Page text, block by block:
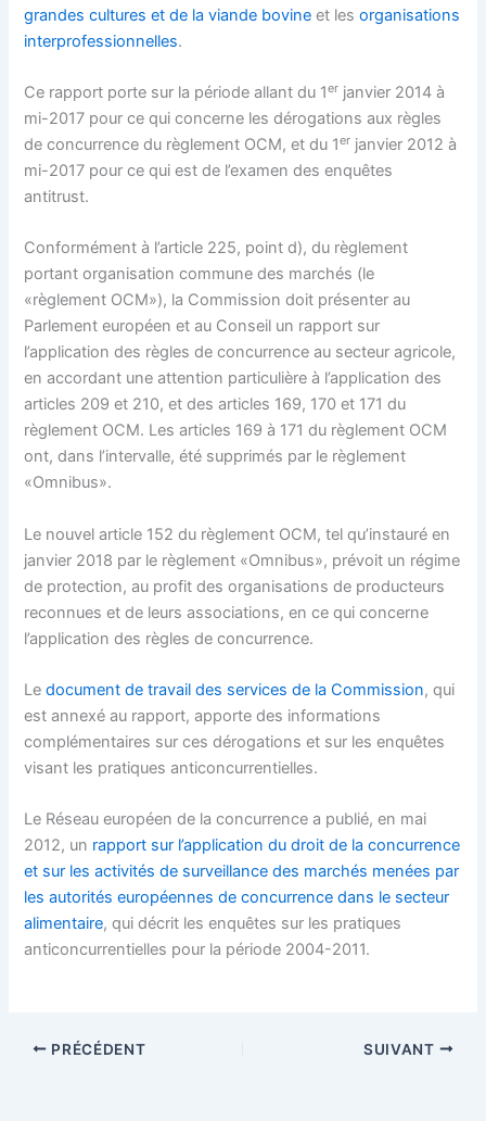
grandes cultures et de la viande bovine et lesorganisations
interprofessionnelles.
Ce rapport porte sur la période allant du 1er janvier 2014 à
mi-2017 pour ce qui concerne les dérogations aux règles
de concurrence du règlement OCM, et du 1er janvier 2012 à
mi-2017 pour ce qui est de l’examen des enquêtes
antitrust.
Conformément à l’article 225, point d), du règlement
portant organisation commune des marchés (le
«règlement OCM»), la Commission doit présenter au
Parlement européen et au Conseil un rapport sur
l’application des règles de concurrence au secteur agricole,
en accordant une attention particulière à l’application des
articles 209 et 210, et des articles 169, 170 et 171 du
règlement OCM. Les articles 169 à 171 du règlement OCM
ont, dans l’intervalle, été supprimés par le règlement
«Omnibus».
Le nouvel article 152 du règlement OCM, tel qu’instauré en
janvier 2018 par le règlement «Omnibus», prévoit un régime
de protection, au profit des organisations de producteurs
reconnues et de leurs associations, en ce qui concerne
l’application des règles de concurrence.
Ledocument de travail des services de la Commission, qui
est annexé au rapport, apporte des informations
complémentaires sur ces dérogations et sur les enquêtes
visant les pratiques anticoncurrentielles.
Le Réseau européen de la concurrence a publié, en mai
2012, un rapport sur l’application du droit de la concurrence
et sur les activités de surveillance des marchés menées par
les autorités européennes de concurrence dans le secteur
alimentaire, qui décrit les enquêtes sur les pratiques
anticoncurrentielles pour la période 2004-2011.
PRÉCÉDENT SUIVANT